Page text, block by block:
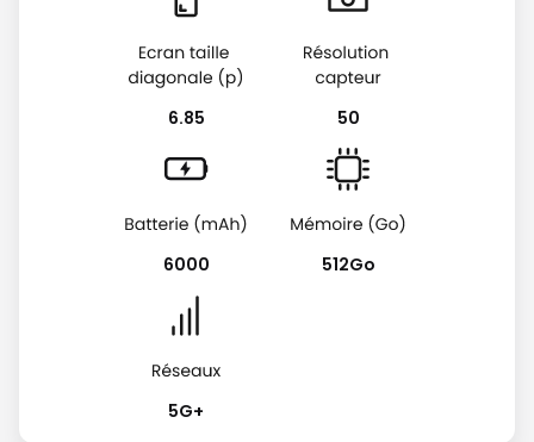
6.85 50
6000 512Go
5G+